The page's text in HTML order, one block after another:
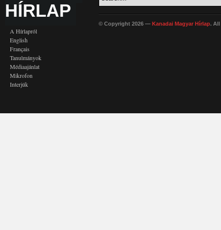
HÍRLAP
A Hírlapról
English
Français
Tanulmányok
Médiaajánlat
Mikrofon
Interjúk
© Copyright 2026 — Kanadai Magyar Hírlap. All